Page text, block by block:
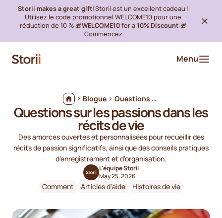
Storii makes a great gift!Storii est un excellent cadeau !
Utilisez le code promotionnel WELCOME10 pour une
réduction de 10 % 🎁WELCOME10for a10% Discount 🎁
Commencez
Menu
Blogue Questions sur les passions dans les récits de vie
Questions sur les passions dans les
récits de vie
Des amorces ouvertes et personnalisées pour recueillir des
récits de passion significatifs, ainsi que des conseils pratiques
d'enregistrement et d'organisation.
L'équipe Storii
May 25, 2026
Comment Articles d'aide Histoires de vie